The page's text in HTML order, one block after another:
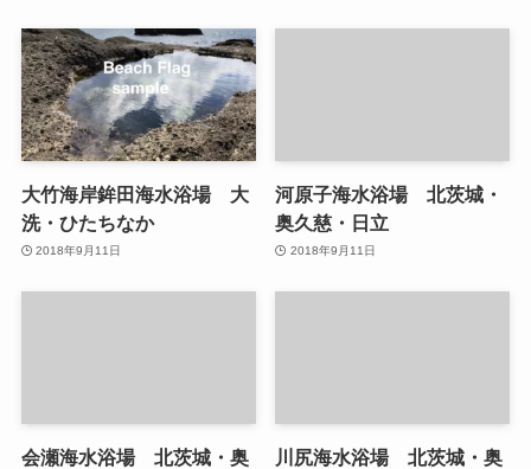
大竹海岸鉾田海水浴場 大
洗・ひたちなか
2018年9月11日
河原子海水浴場 北茨城・
奥久慈・日立
2018年9月11日
会瀬海水浴場 北茨城・奥
川尻海水浴場 北茨城・奥